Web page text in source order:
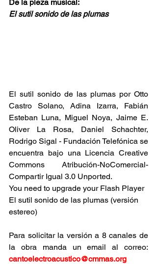
De la pieza musical:
El sutil sonido de las plumas
El sutil sonido de las plumas por Otto
Castro Solano, Adina Izarra, Fabián
Esteban Luna, Miguel Noya, Jaime E.
Oliver La Rosa, Daniel Schachter,
Rodrigo Sigal - Fundación Telefónica se
encuentra bajo una Licencia Creative
Commons Atribución-NoComercial-
Compartir Igual 3.0 Unported.
You need to upgrade your Flash Player
El sutil sonido de las plumas (versión
estereo)
Para solicitar la versión a 8 canales de
cantoelectroacustico@cmmas.org